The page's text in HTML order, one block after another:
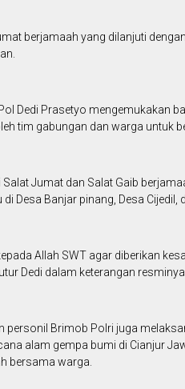
berjamaah yang dilanjuti
Dedi Prasetyo mengemukakan
tim gabungan dan warga untuk
Jumat dan Salat Gaib
Desa Banjar pinang, Desa
Allah SWT agar diberikan
Dedi dalam keterangan
personil Brimob Polri juga
alam gempa bumi di Cianjur
bersama warga.